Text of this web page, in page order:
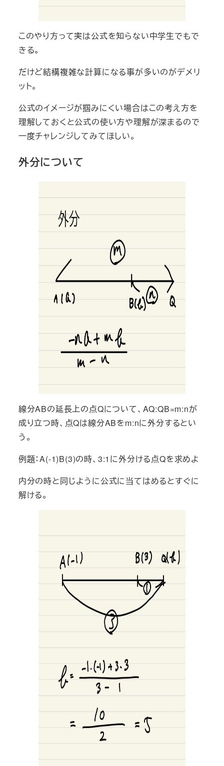
このやり方って実は公式を知らない中学生でもで
きる。
だけど結構複雑な計算になる事が多いのがデメリ
ット。
公式のイメージが掴みにくい場合はこの考え方を
理解しておくと公式の使い方や理解が深まるので
一度チャレンジしてみてほしい。
外分について
線分ABの延長上の点Qについて、AQ:QB=m:nが
成り立つ時、点Qは線分ABをm:nに外分するとい
う。
例題：A(-1)B(3)の時、3:1に外分ける点Qを求めよ
内分の時と同じように公式に当てはめるとすぐに
解ける。